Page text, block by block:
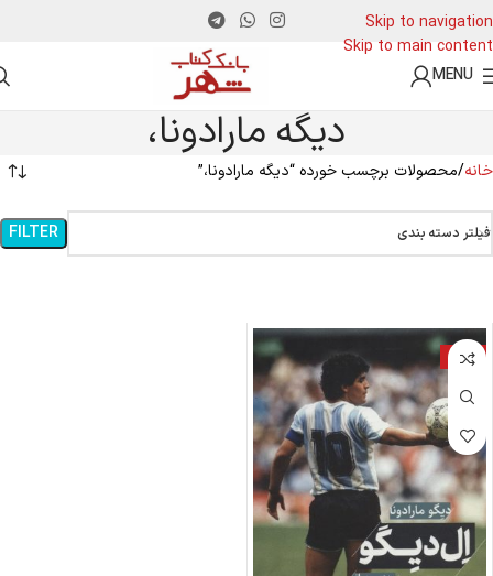
Skip to navigation
Skip to main content
MENU
دیگه مارادونا،
خانه محصولات برچسب خورده “دیگه مارادونا،”
فیلتر دسته بندی FILTER
-18%